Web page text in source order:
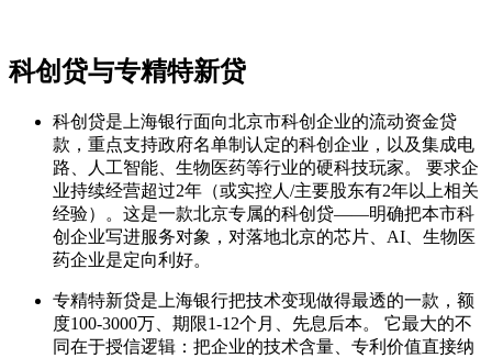
科创贷与专精特新贷
科创贷是上海银行面向北京市科创企业的流动资金贷
款，重点支持政府名单制认定的科创企业，以及集成电
路、人工智能、生物医药等行业的硬科技玩家。 要求企
业持续经营超过2年（或实控人/主要股东有2年以上相关
经验）。这是一款北京专属的科创贷——明确把本市科
创企业写进服务对象，对落地北京的芯片、AI、生物医
药企业是定向利好。
专精特新贷是上海银行把技术变现做得最透的一款，额
度100-3000万、期限1-12个月、先息后本。 它最大的不
同在于授信逻辑：把企业的技术含量、专利价值直接纳